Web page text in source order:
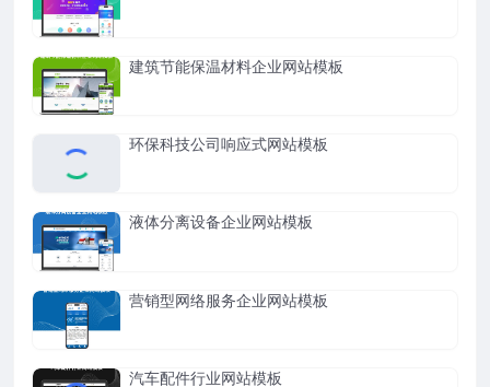
建筑节能保温材料企业网站模板
环保科技公司响应式网站模板
液体分离设备企业网站模板
营销型网络服务企业网站模板
汽车配件行业网站模板